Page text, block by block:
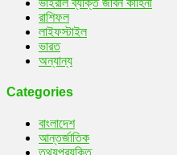
রাশিফল
লাইফস্টাইল
ভারত
অন্যান্য
Categories
বাংলাদেশ
আন্তর্জাতিক